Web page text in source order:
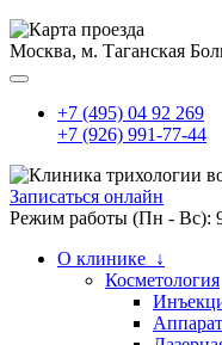
Москва, м. Таганская
+7 (495) 04 92 269
+7 (926) 991-77-44
Записаться онлайн
Режим работы (Пн - Вс):
О клинике ↓
Косметология